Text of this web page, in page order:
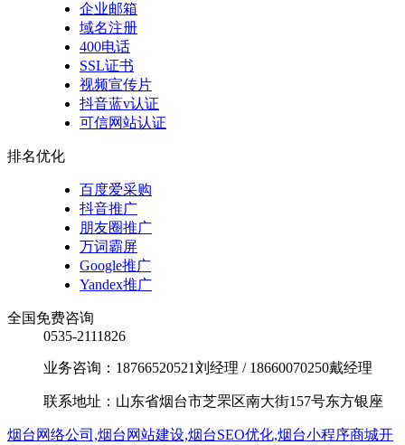
企业邮箱
域名注册
400电话
SSL证书
视频宣传片
抖音蓝v认证
可信网站认证
排名优化
百度爱采购
抖音推广
朋友圈推广
万词霸屏
Google推广
Yandex推广
全国免费咨询
0535-2111826
业务咨询：18766520521刘经理 / 18660070250戴经理
联系地址：山东省烟台市芝罘区南大街157号东方银座
烟台网络公司,烟台网站建设,烟台SEO优化,烟台小程序商城开